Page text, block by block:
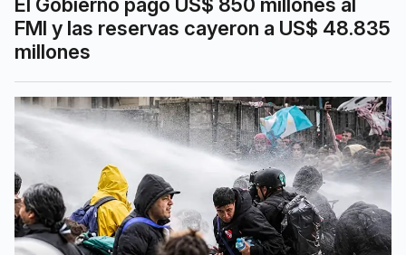
FMI y las reservas cayeron a US$ 48.835
millones